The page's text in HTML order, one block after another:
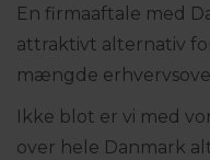
En firmaaftale med
attraktivt alternativ
mængde
Ikke blot er vi med
over hele Danmark